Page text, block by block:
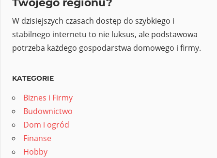
Twojego regionu?
W dzisiejszych czasach dostęp do szybkiego i
stabilnego internetu to nie luksus, ale podstawowa
potrzeba każdego gospodarstwa domowego i firmy.
KATEGORIE
Biznes i Firmy
Budownictwo
Dom i ogród
Finanse
Hobby